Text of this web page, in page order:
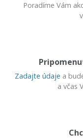
Poradíme Vám
Zadajte údaje a
a včas